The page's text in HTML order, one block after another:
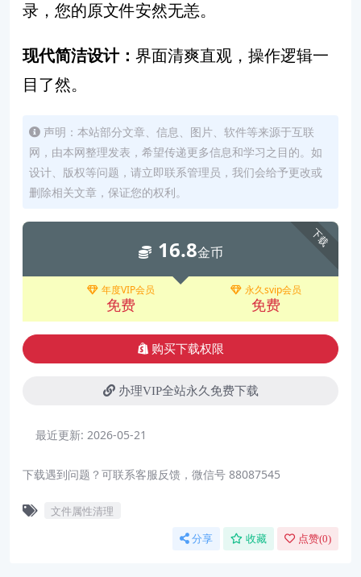
录，您的原文件安然无恙。
现代简洁设计： 界面清爽直观，操作逻辑一
目了然。
声明：本站部分文章、信息、图片、软件等来源于互联
网，由本网整理发表，希望传递更多信息和学习之目的。如
设计、版权等问题，请立即联系管理员，我们会给予更改或
删除相关文章，保证您的权利。
下载
16.8金币
年度VIP会员
免费
永久svip会员
免费
购买下载权限
办理VIP全站永久免费下载
最近更新: 2026-05-21
下载遇到问题？可联系客服反馈，微信号 88087545
文件属性清理
分享 收藏 点赞(0)